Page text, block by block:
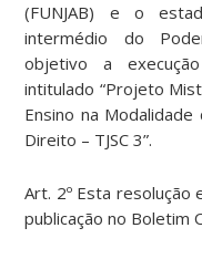
(FUNJAB) e o
intermédio do
objetivo a
intitulado “Projeto
Ensino na
Direito – TJSC 3”.
Art. 2º Esta resolução
publicação no Boletim